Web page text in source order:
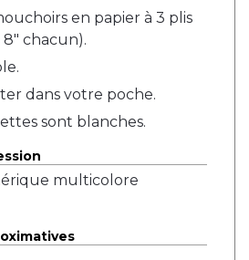
en papier à 3 plis
8" chacun).
dans votre poche.
sont blanches.
multicolore